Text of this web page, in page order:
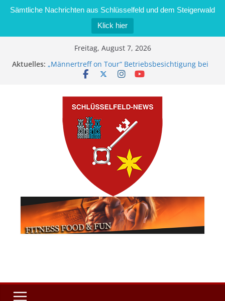
Sämtliche Nachrichten aus Schlüsselfeld und dem Steigerwald
Klick hier
Freitag, August 7, 2026
Aktuelles: „Männertreff on Tour“ Betriebsbesichtigung bei
der Schreinerei Zimmermann GmbH
Brand in Sägewerk in Bernroth schnell unter
Kontrolle
Stadt Schlüsselfeld bietet Online-Anmeldung für
Kindergartenplätze an
Dieseldiebstahl im Wert von 600 Euro